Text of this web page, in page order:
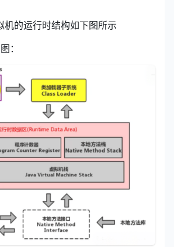
的运行时结构如下图所示
：